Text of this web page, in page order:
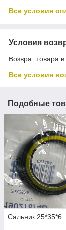
Все условия
Условия
Возврат товара
Все условия
Подобные
Сальник 25*35*6